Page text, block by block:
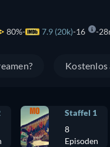
80% 7.9 (20k) 16
Kostenlos
Staffel 1
8
Episoden